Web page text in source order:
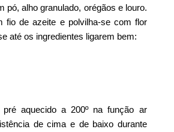
pó, alho granulado, orégãos e louro.
fio de azeite e polvilha-se com flor
até os ingredientes ligarem bem:
aquecido a 200º na função ar
de cima e de baixo durante